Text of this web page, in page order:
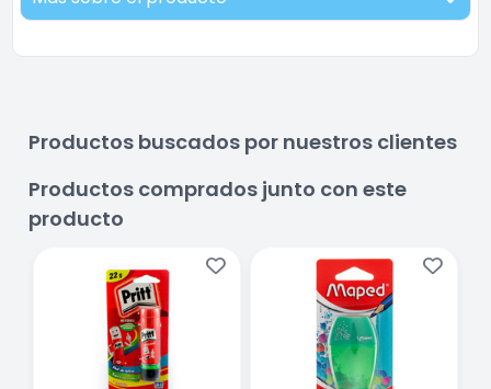
Productos buscados por nuestros clientes
Productos comprados junto con este
producto